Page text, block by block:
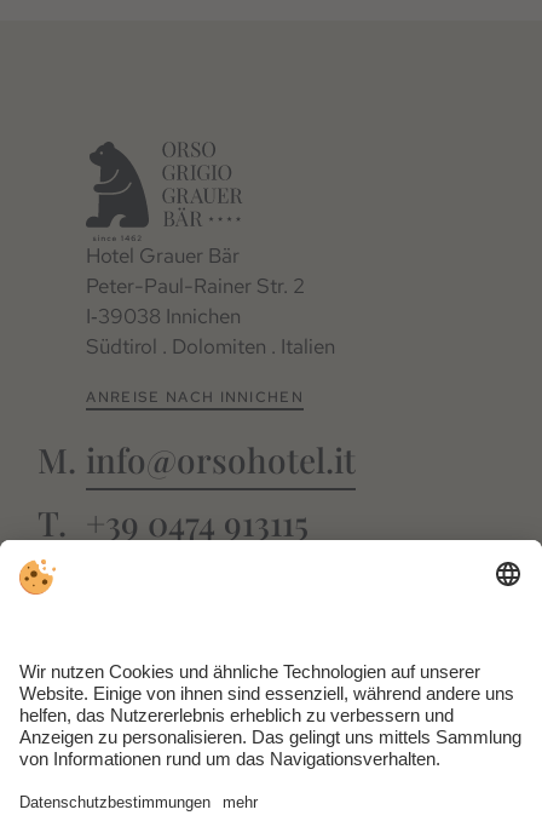
Hotel Grauer Bär
Peter-Paul-Rainer Str. 2
I‑39038 Innichen
Südtirol . Dolomiten . Italien
ANREISE NACH INNICHEN
info@orsohotel.it
+39 0474 913115